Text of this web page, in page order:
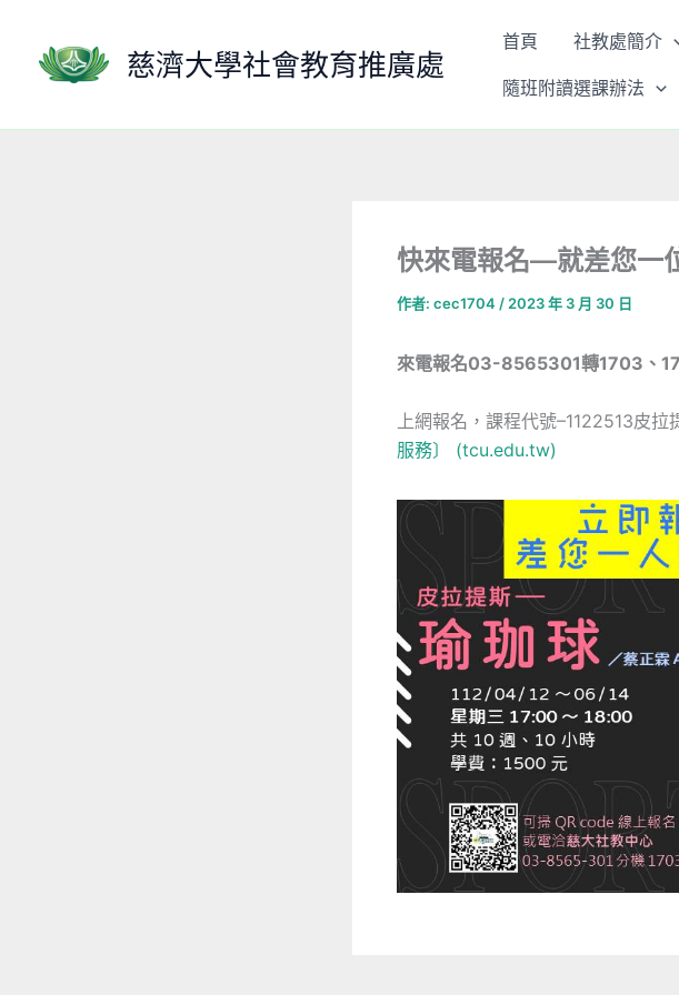
內
慈濟大學社會教育推廣處
首頁 社教處簡介
隨班附讀選課辦法
快來電報名—就差您一
作者: cec1704 / 2023 年 3 月 30 日
來電報名03-8565301轉1703、
上網報名，課程代號–1122513皮拉
服務〕 (tcu.edu.tw)